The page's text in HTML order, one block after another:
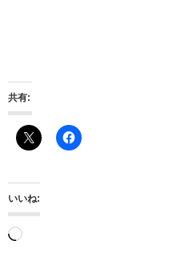
共有:
いいね:
読